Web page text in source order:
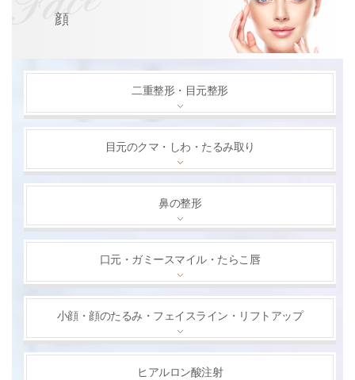
顔
二重整形・目元整形
目元のクマ・しわ・たるみ取り
鼻の整形
口元・ガミースマイル・たらこ唇
小顔・顔のたるみ・フェイスライン・リフトアップ
ヒアルロン酸注射